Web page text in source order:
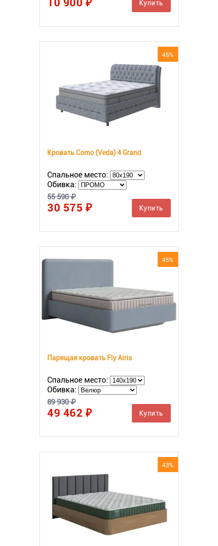
10 900 ₽ Купить
45%
Кровать Como (Veda) 4 Grand
Спальное место:
Обивка:
55 590 ₽
30 575 ₽ Купить
45%
Парящая кровать Fly Airis
Спальное место:
Обивка:
89 930 ₽
49 462 ₽ Купить
43%